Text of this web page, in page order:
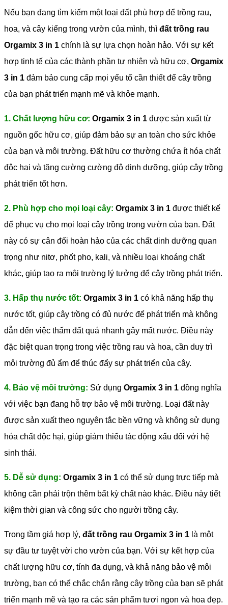
Nếu bạn đang tìm kiếm một loại đất phù hợp để trồng rau,
hoa, và cây kiểng trong vườn của mình, thì đất trồng rau
Orgamix 3 in 1 chính là sự lựa chọn hoàn hảo. Với sự kết
hợp tinh tế của các thành phần tự nhiên và hữu cơ, Orgamix
3 in 1 đảm bảo cung cấp mọi yếu tố cần thiết để cây trồng
của bạn phát triển mạnh mẽ và khỏe mạnh.
1. Chất lượng hữu cơ: Orgamix 3 in 1 được sản xuất từ
nguồn gốc hữu cơ, giúp đảm bảo sự an toàn cho sức khỏe
của bạn và môi trường. Đất hữu cơ thường chứa ít hóa chất
độc hại và tăng cường cường độ dinh dưỡng, giúp cây trồng
phát triển tốt hơn.
2. Phù hợp cho mọi loại cây: Orgamix 3 in 1 được thiết kế
để phục vụ cho mọi loại cây trồng trong vườn của bạn. Đất
này có sự cân đối hoàn hảo của các chất dinh dưỡng quan
trọng như nitơ, phốt pho, kali, và nhiều loại khoáng chất
khác, giúp tạo ra môi trường lý tưởng để cây trồng phát triển.
3. Hấp thụ nước tốt: Orgamix 3 in 1 có khả năng hấp thụ
nước tốt, giúp cây trồng có đủ nước để phát triển mà không
dẫn đến việc thấm đất quá nhanh gây mất nước. Điều này
đặc biệt quan trọng trong việc trồng rau và hoa, cần duy trì
môi trường đủ ẩm để thúc đẩy sự phát triển của cây.
4. Bảo vệ môi trường: Sử dụng Orgamix 3 in 1 đồng nghĩa
với việc bạn đang hỗ trợ bảo vệ môi trường. Loại đất này
được sản xuất theo nguyên tắc bền vững và không sử dụng
hóa chất độc hại, giúp giảm thiểu tác động xấu đối với hệ
sinh thái.
5. Dễ sử dụng: Orgamix 3 in 1 có thể sử dụng trực tiếp mà
không cần phải trộn thêm bất kỳ chất nào khác. Điều này tiết
kiệm thời gian và công sức cho người trồng cây.
Trong tầm giá hợp lý, đất trồng rau Orgamix 3 in 1 là một
sự đầu tư tuyệt vời cho vườn của bạn. Với sự kết hợp của
chất lượng hữu cơ, tính đa dụng, và khả năng bảo vệ môi
trường, bạn có thể chắc chắn rằng cây trồng của bạn sẽ phát
triển mạnh mẽ và tạo ra các sản phẩm tươi ngon và hoa đẹp.